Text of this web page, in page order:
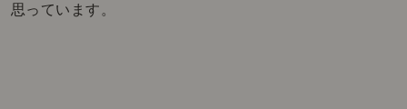
思っています。